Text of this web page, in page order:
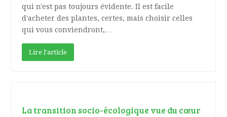
qui n'est pas toujours évidente. Il est facile
d'acheter des plantes, certes, mais choisir celles
qui vous conviendront,…
Lire l'article
La transition socio-écologique vue du cœur